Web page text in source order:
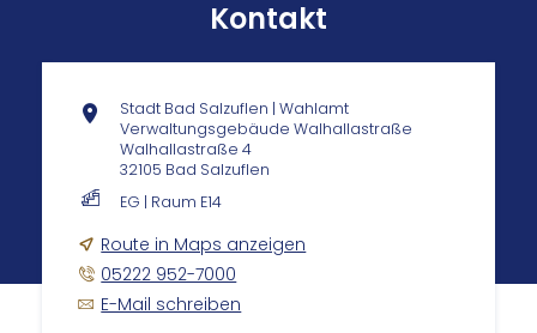
Kontakt
Stadt Bad Salzuflen | Wahlamt
Verwaltungsgebäude Walhallastraße
Walhallastraße 4
32105 Bad Salzuflen
EG | Raum E14
Route in Maps anzeigen
05222 952-7000
E-Mail schreiben